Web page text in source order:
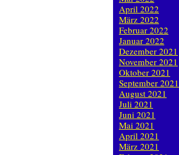
April 2022
März 2022
Februar 2022
Januar 2022
Dezember 2021
November 2021
Oktober 2021
September 2021
August 2021
Juli 2021
Juni 2021
Mai 2021
April 2021
März 2021